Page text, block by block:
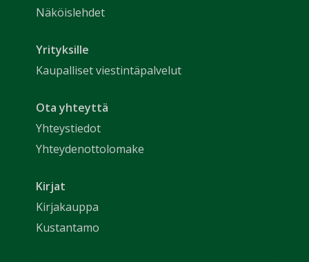
Näköislehdet
Yrityksille
Kaupalliset viestintäpalvelut
Ota yhteyttä
Yhteystiedot
Yhteydenottolomake
Kirjat
Kirjakauppa
Kustantamo